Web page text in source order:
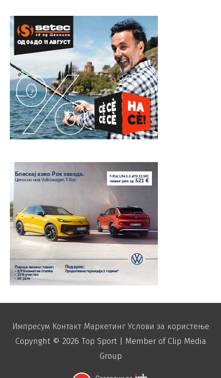
Импресум Контакт Маркетинг Услови за користење
Copyright © 2026 Top Sport| Member of Clip Media
Group